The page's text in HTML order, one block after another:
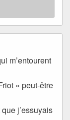
m’entourent
« peut-être
j’essuyais